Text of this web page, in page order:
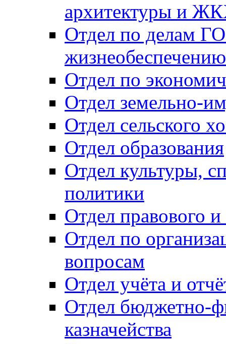
архитектуры и
Отдел по делам
Отдел по
Отдел земельно-
Отдел сельского
Отдел образования
Отдел культуры,
политики
Отдел правового
Отдел по
вопросам
Отдел учёта и
Отдел бюджетно-
казначейства